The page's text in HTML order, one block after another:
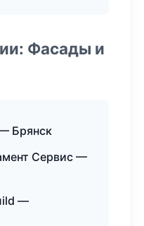
Фасады и
Брянск
Сервис —
—